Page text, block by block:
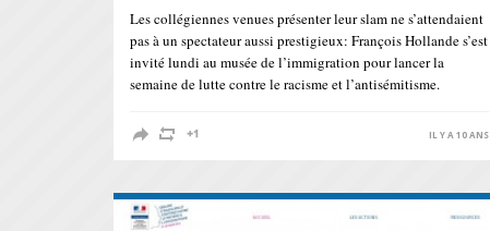
Les collégiennes venues présenter leur slam ne s’attendaient
pas à un spectateur aussi prestigieux: François Hollande s’est
invité lundi au musée de l’immigration pour lancer la
semaine de lutte contre le racisme et l’antisémitisme.
IL Y A 10 ANS